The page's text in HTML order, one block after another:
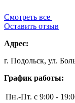
Смотреть все
Оставить отзыв
Адрес:
г. Подольск, ул.
График работы:
Пн.-Пт. с 9:00 -